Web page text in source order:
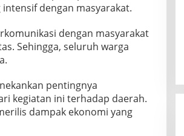
dengan masyarakat.
dengan masyarakat
Sehingga, seluruh warga
pentingnya
kegiatan ini terhadap daerah.
dampak ekonomi yang